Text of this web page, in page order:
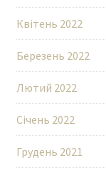
Квітень 2022
Березень 2022
Лютий 2022
Січень 2022
Грудень 2021